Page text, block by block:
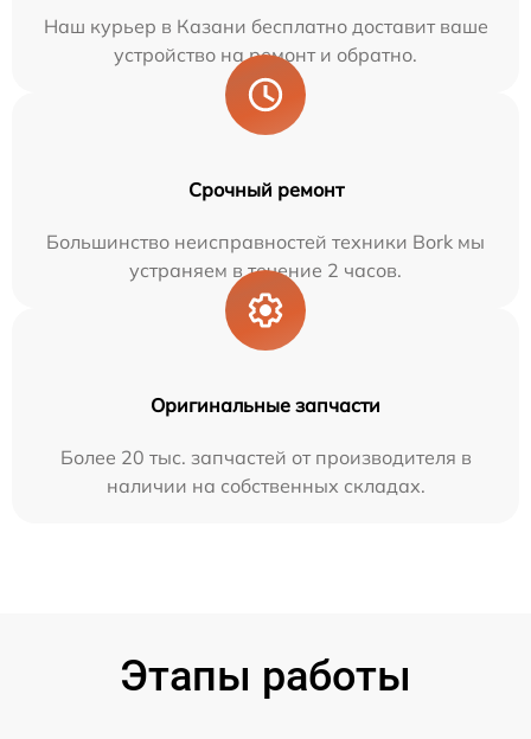
Наш курьер в Казани бесплатно доставит ваше
устройство на ремонт и обратно.
Срочный ремонт
Большинство неисправностей техники Bork мы
устраняем в течение 2 часов.
Оригинальные запчасти
Более 20 тыс. запчастей от производителя в
наличии на собственных складах.
Этапы работы